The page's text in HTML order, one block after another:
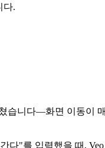
다.
습니다—화면 이동이
"를 입력했을 때,